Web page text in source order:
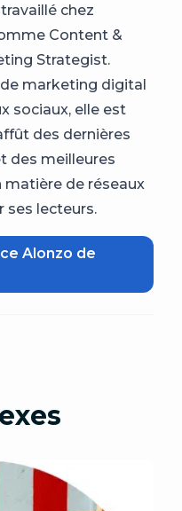
chez
Content &
Strategist.
marketing digital
sociaux, elle est
des dernières
des meilleures
matière de réseaux
ses lecteurs.
Alonzo de